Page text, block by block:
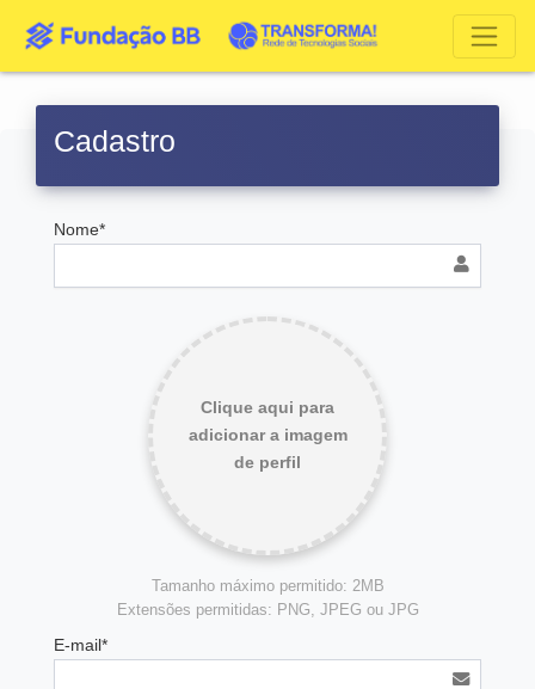
Cadastro
Nome*
Clique aqui para
adicionar a imagem
de perfil
Tamanho máximo permitido: 2MB
Extensões permitidas: PNG, JPEG ou JPG
E-mail*